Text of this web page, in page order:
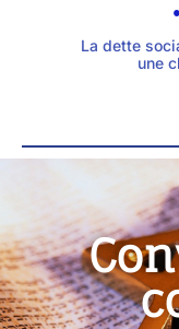
La dette
une